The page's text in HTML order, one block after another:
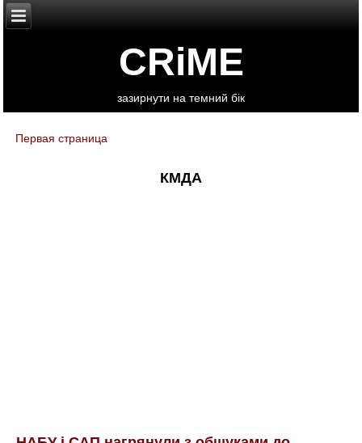
CRiME
зазирнути на темний бік
You are here
Первая страница
КМДА